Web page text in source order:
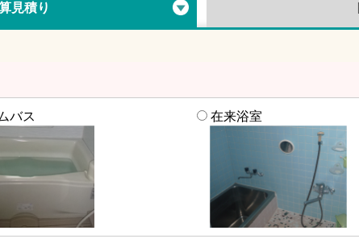
見積り
バス 在来浴室